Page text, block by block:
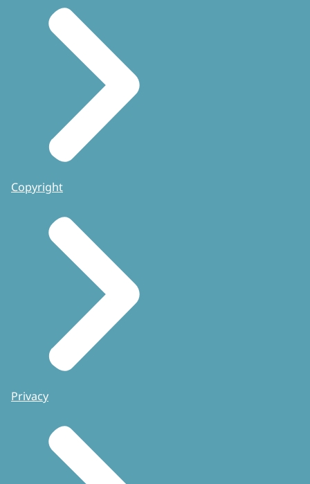
Copyright
Privacy